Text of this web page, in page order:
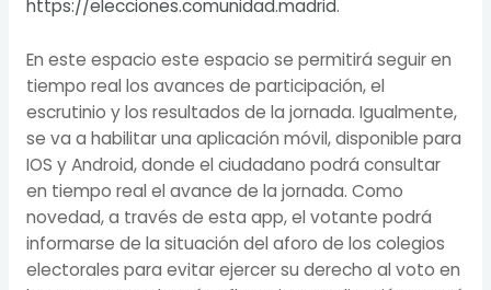
https://elecciones.comunidad.madrid.
En este espacio este espacio se permitirá seguir en
tiempo real los avances de participación, el
escrutinio y los resultados de la jornada. Igualmente,
se va a habilitar una aplicación móvil, disponible para
IOS y Android, donde el ciudadano podrá consultar
en tiempo real el avance de la jornada. Como
novedad, a través de esta app, el votante podrá
informarse de la situación del aforo de los colegios
electorales para evitar ejercer su derecho al voto en